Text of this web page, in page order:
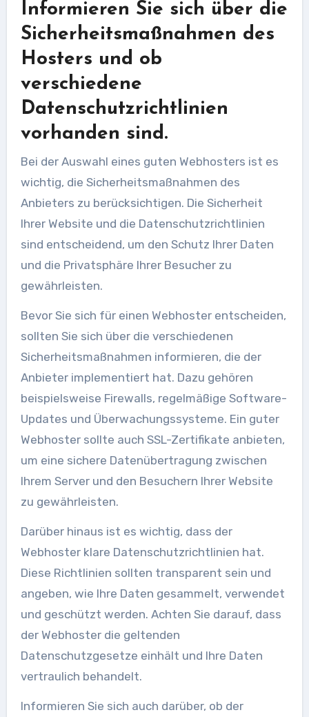
Informieren Sie sich über die
Sicherheitsmaßnahmen des
Hosters und ob
verschiedene
Datenschutzrichtlinien
vorhanden sind.
Bei der Auswahl eines guten Webhosters ist es
wichtig, die Sicherheitsmaßnahmen des
Anbieters zu berücksichtigen. Die Sicherheit
Ihrer Website und die Datenschutzrichtlinien
sind entscheidend, um den Schutz Ihrer Daten
und die Privatsphäre Ihrer Besucher zu
gewährleisten.
Bevor Sie sich für einen Webhoster entscheiden,
sollten Sie sich über die verschiedenen
Sicherheitsmaßnahmen informieren, die der
Anbieter implementiert hat. Dazu gehören
beispielsweise Firewalls, regelmäßige Software-
Updates und Überwachungssysteme. Ein guter
Webhoster sollte auch SSL-Zertifikate anbieten,
um eine sichere Datenübertragung zwischen
Ihrem Server und den Besuchern Ihrer Website
zu gewährleisten.
Darüber hinaus ist es wichtig, dass der
Webhoster klare Datenschutzrichtlinien hat.
Diese Richtlinien sollten transparent sein und
angeben, wie Ihre Daten gesammelt, verwendet
und geschützt werden. Achten Sie darauf, dass
der Webhoster die geltenden
Datenschutzgesetze einhält und Ihre Daten
vertraulich behandelt.
Informieren Sie sich auch darüber, ob der